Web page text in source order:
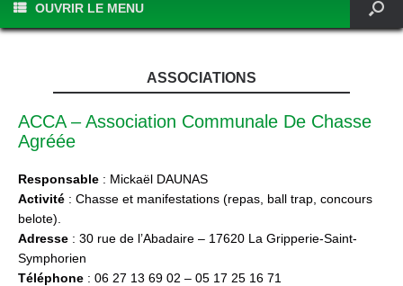
OUVRIR LE MENU
ASSOCIATIONS
ACCA – Association Communale De Chasse
Agréée
Responsable : Mickaël DAUNAS
Activité : Chasse et manifestations (repas, ball trap, concours
belote).
Adresse : 30 rue de l’Abadaire – 17620 La Gripperie-Saint-
Symphorien
Téléphone : 06 27 13 69 02 – 05 17 25 16 71